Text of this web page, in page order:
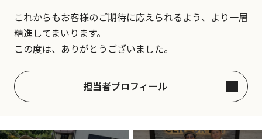
これからもお客様のご期待に応えられるよう、より一層
精進してまいります。
この度は、ありがとうございました。
担当者プロフィール